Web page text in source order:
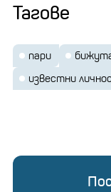
Тагове
пари
известни